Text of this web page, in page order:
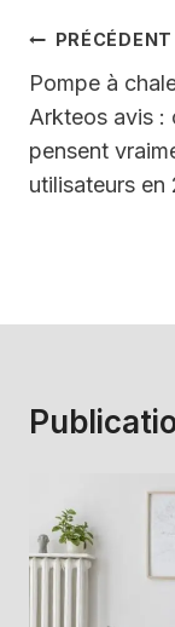
Navigation
de
l’article
PRÉCÉDENT
Pompe à
Arkteos avis :
pensent
utilisateurs en